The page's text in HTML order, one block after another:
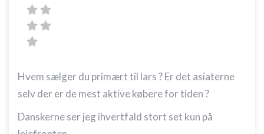
Hvem sælger du primært til lars ? Er det asiaterne
selv der er de mest aktive købere for tiden ?
Danskerne ser jeg ihvertfald stort set kun på